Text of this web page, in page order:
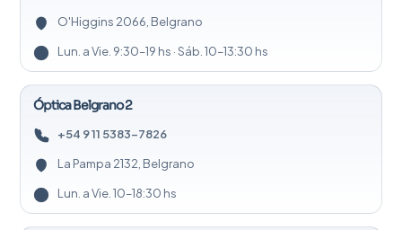
O'Higgins 2066, Belgrano
Lun. a Vie. 9:30–19 hs · Sáb. 10–13:30 hs
Óptica Belgrano 2
+54 9 11 5383-7826
La Pampa 2132, Belgrano
Lun. a Vie. 10–18:30 hs